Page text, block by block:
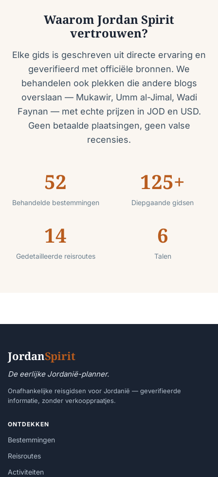
Waarom Jordan Spirit
vertrouwen?
Elke gids is geschreven uit directe ervaring en
geverifieerd met officiële bronnen. We
behandelen ook plekken die andere blogs
overslaan — Mukawir, Umm al-Jimal, Wadi
Faynan — met echte prijzen in JOD en USD.
Geen betaalde plaatsingen, geen valse
recensies.
52
Behandelde bestemmingen
125+
Diepgaande gidsen
14
Gedetailleerde reisroutes
6
Talen
JordanSpirit
De eerlijke Jordanië-planner.
Onafhankelijke reisgidsen voor Jordanië — geverifieerde
informatie, zonder verkooppraatjes.
ONTDEKKEN
Bestemmingen
Reisroutes
Activiteiten